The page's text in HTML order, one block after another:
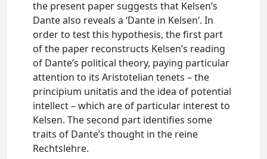
the present paper suggests that Kelsen’s
Dante also reveals a ‘Dante in Kelsen’. In
order to test this hypothesis, the first part
of the paper reconstructs Kelsen’s reading
of Dante’s political theory, paying particular
attention to its Aristotelian tenets – the
principium unitatis and the idea of potential
intellect – which are of particular interest to
Kelsen. The second part identifies some
traits of Dante’s thought in the reine
Rechtslehre.